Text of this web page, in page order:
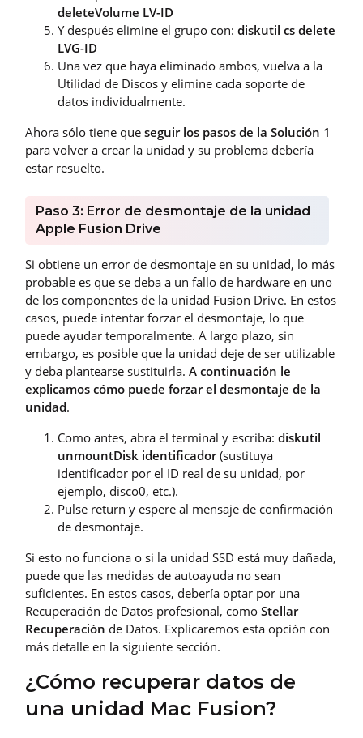
deleteVolume LV-ID
Y después elimine el grupo con: diskutil cs delete
LVG-ID
Una vez que haya eliminado ambos, vuelva a la
Utilidad de Discos y elimine cada soporte de
datos individualmente.
Ahora sólo tiene que seguir los pasos de la Solución 1
para volver a crear la unidad y su problema debería
estar resuelto.
Paso 3: Error de desmontaje de la unidad
Apple Fusion Drive
Si obtiene un error de desmontaje en su unidad, lo más
probable es que se deba a un fallo de hardware en uno
de los componentes de la unidad Fusion Drive. En estos
casos, puede intentar forzar el desmontaje, lo que
puede ayudar temporalmente. A largo plazo, sin
embargo, es posible que la unidad deje de ser utilizable
y deba plantearse sustituirla. A continuación le
explicamos cómo puede forzar el desmontaje de la
unidad.
Como antes, abra el terminal y escriba: diskutil
unmountDisk identificador(sustituya
identificador por el ID real de su unidad, por
ejemplo, disco0, etc.).
Pulse return y espere al mensaje de confirmación
de desmontaje.
Si esto no funciona o si la unidad SSD está muy dañada,
puede que las medidas de autoayuda no sean
suficientes. En estos casos, debería optar por una
Recuperación de Datos profesional, como Stellar
Recuperación de Datos. Explicaremos esta opción con
más detalle en la siguiente sección.
¿Cómo recuperar datos de
una unidad Mac Fusion?